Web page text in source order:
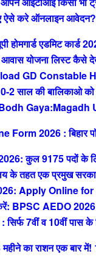
करे ऑनलाइन आवेदन?
एडमिट कार्ड
योजना लिस्ट कैसे देखें
GD Constable
की बालिकाओ
Gaya:Magadh
2026 : बिहार
कुल 9175 पदों के
तहत एक प्रमुख
Apply Online
AEDO 2026 के
7वीं व 10वीं पास के
का राशन एक बार में!